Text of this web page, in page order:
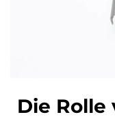
Die Rolle